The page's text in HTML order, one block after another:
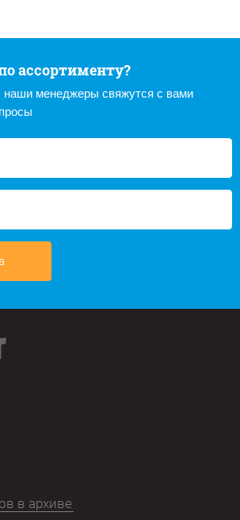
ассортименту?
наши менеджеры свяжутся с вами